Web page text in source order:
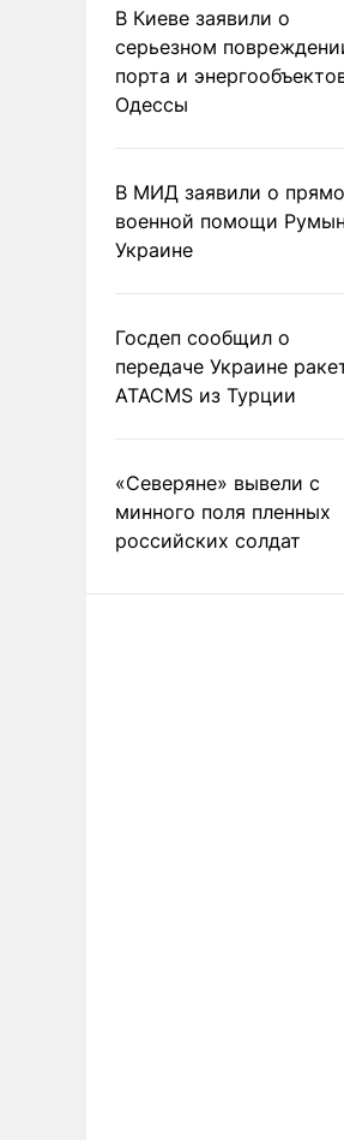
В Киеве заявили о
серьезном
порта и
Одессы
В МИД заявили о
военной помощи
Украине
Госдеп сообщил о
передаче Украине
ATACMS из Турции
«Северяне» вывели с
минного поля пленных
российских солдат